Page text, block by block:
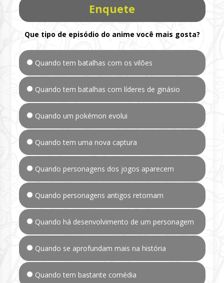
Enquete
Que tipo de episódio do anime você mais gosta?
Quando tem batalhas com os vilões
Quando tem batalhas com líderes de ginásio
Quando um pokémon evolui
Quando tem uma nova captura
Quando personagens dos jogos aparecem
Quando personagens antigos retornam
Quando há desenvolvimento de um personagem
Quando se aprofundam mais na história
Quando tem bastante comédia